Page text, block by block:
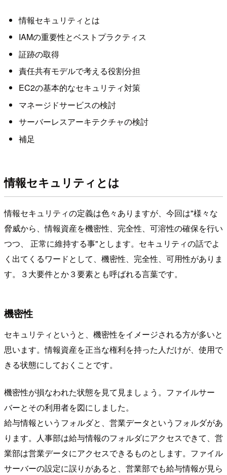
情報セキュリティとは
IAMの重要性とベストプラクティス
証跡の取得
責任共有モデルで考える役割分担
EC2の基本的なセキュリティ対策
マネージドサービスの検討
サーバーレスアーキテクチャの検討
補足
情報セキュリティとは
情報セキュリティの定義は色々ありますが、今回は"様々な
脅威から、情報資産を機密性、完全性、可溶性の確保を行い
つつ、 正常に維持する事"とします。セキュリティの話でよ
く出てくるワードとして、機密性、完全性、可用性がありま
す。３大要件とか３要素とも呼ばれる言葉です。
機密性
セキュリティというと、機密性をイメージされる方が多いと
思います。情報資産を正当な権利を持った人だけが、使用で
きる状態にしておくことです。
機密性が損なわれた状態を見て見ましょう。ファイルサー
バーとその利用者を図にしました。
給与情報というフォルダと、営業データというフォルダがあ
ります。人事部は給与情報のフォルダにアクセスできて、営
業部は営業データにアクセスできるものとします。ファイル
サーバーの設定に誤りがあると、営業部でも給与情報が見ら